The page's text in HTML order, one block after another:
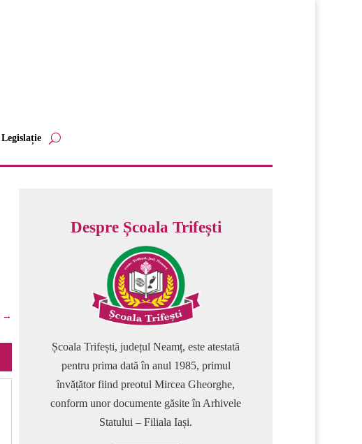
Legislație
→
Despre Școala Trifești
Școala Trifești, județul Neamț, este atestată
pentru prima dată în anul 1985, primul
învățător fiind preotul Mircea Gheorghe,
conform unor documente găsite în Arhivele
Statului – Filiala Iași.